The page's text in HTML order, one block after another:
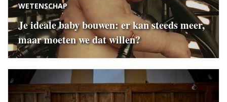
WETENSCHAP
Je ideale baby bouwen: er kan steeds meer,
maar moeten we dat willen?